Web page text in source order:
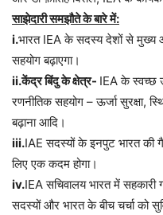
साझेदारी समझौते के बारे में:
i.भारत IEA के सदस्य देशों से मुख्य
सहयोग बढ़ाएगा।
ii.केंद्र बिंदु के क्षेत्र- IEA के स्वच्छ
रणनीतिक सहयोग – ऊर्जा सुरक्षा,
बढ़ाना आदि।
iii.IAE सदस्यों के इनपुट भारत की
लिए एक कदम होगा।
iv.IEA सचिवालय भारत में सहकारी
सदस्यों और भारत के बीच चर्चा को